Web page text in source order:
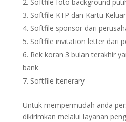
Softfile KTP dan Kartu
Softfile sponsor dari
Softfile invitation letter dari
Rek koran 3 bulan terakhir
bank
Softfile itenerary
Untuk mempermudah anda
dikirimkan melalui layanan